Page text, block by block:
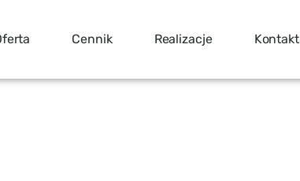
Cennik Realizacje Kontakt